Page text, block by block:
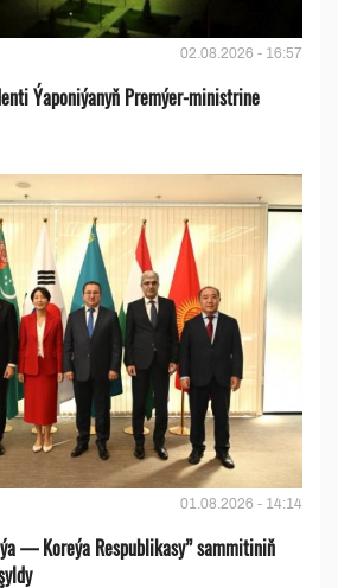
02.08.2026 - 16:57
Ýaponiýanyň Premýer-ministrine
01.08.2026 - 14:14
— Koreýa Respublikasy” sammitiniň